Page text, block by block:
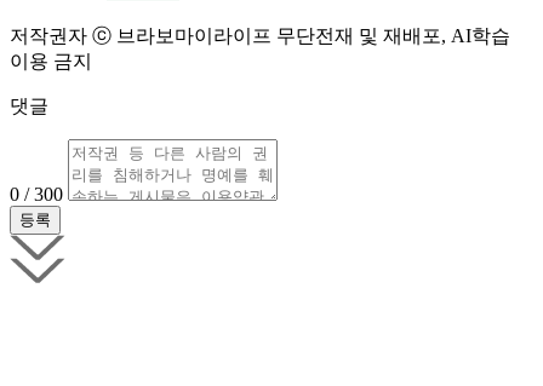
저작권자 ⓒ 브라보마이라이프 무단전재 및 재배포, AI학습
이용 금지
댓글
0 / 300